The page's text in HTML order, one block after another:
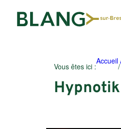
Vous êtes ici :
Accueil
/